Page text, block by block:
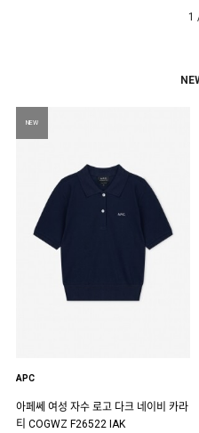
1
NEW
APC
아페쎄 여성 자수 로고 다크 네이비 카라
티 COGWZ F26522 IAK